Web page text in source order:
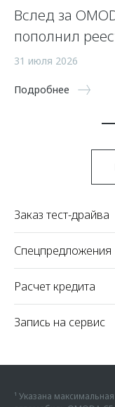
Вслед за
пополнил
31 июля 2026
Подробнее
Заказ тест-драйва
Спецпредложения
Расчет кредита
Запись на сервис
¹ Указана